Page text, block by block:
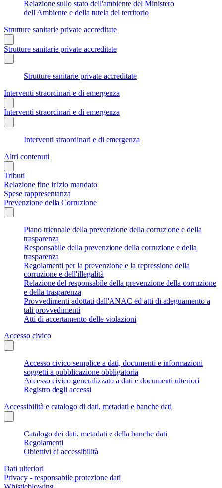
Relazione sullo stato dell'ambiente del Ministero
dell'Ambiente e della tutela del territorio
Strutture sanitarie private accreditate
Strutture sanitarie private accreditate
Strutture sanitarie private accreditate
Interventi straordinari e di emergenza
Interventi straordinari e di emergenza
Interventi straordinari e di emergenza
Altri contenuti
Tributi
Relazione fine inizio mandato
Spese rappresentanza
Prevenzione della Corruzione
Piano triennale della prevenzione della corruzione e della
trasparenza
Responsabile della prevenzione della corruzione e della
trasparenza
Regolamenti per la prevenzione e la repressione della
corruzione e dell'illegalità
Relazione del responsabile della prevenzione della corruzione
e della trasparenza
Provvedimenti adottati dall'ANAC ed atti di adeguamento a
tali provvedimenti
Atti di accertamento delle violazioni
Accesso civico
Accesso civico semplice a dati, documenti e informazioni
soggetti a pubblicazione obbligatoria
Accesso civico generalizzato a dati e documenti ulteriori
Registro degli accessi
Accessibilità e catalogo di dati, metadati e banche dati
Catalogo dei dati, metadati e della banche dati
Regolamenti
Obiettivi di accessibilità
Dati ulteriori
Privacy - responsabile protezione dati
Whistleblowing